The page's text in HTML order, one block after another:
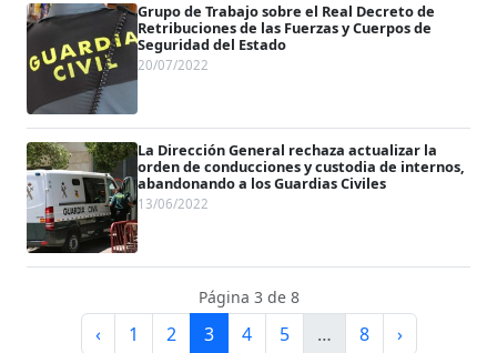
Grupo de Trabajo sobre el Real Decreto de
Retribuciones de las Fuerzas y Cuerpos de
Seguridad del Estado
20/07/2022
La Dirección General rechaza actualizar la
orden de conducciones y custodia de internos,
abandonando a los Guardias Civiles
13/06/2022
Página 3 de 8
‹ 1 2 3 4 5 … 8 ›